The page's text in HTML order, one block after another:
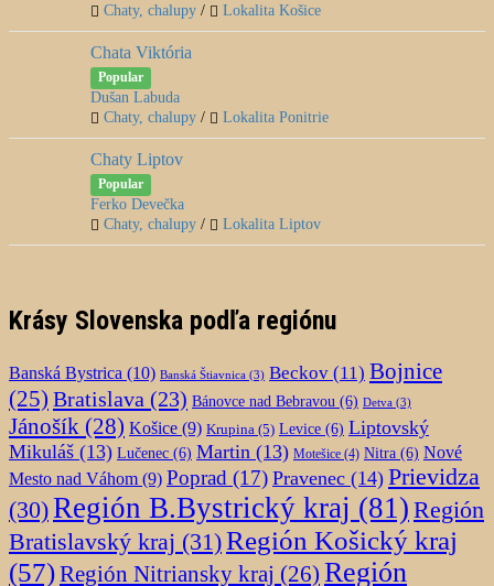
Chaty, chalupy / Lokalita Košice
Chata Viktória
Popular
Dušan Labuda
Chaty, chalupy / Lokalita Ponitrie
Chaty Liptov
Popular
Ferko Devečka
Chaty, chalupy / Lokalita Liptov
Krásy Slovenska podľa regiónu
Banská Bystrica (10) Banská Štiavnica (3) Beckov (11) Bojnice
(25) Bratislava (23) Bánovce nad Bebravou (6) Detva (3)
Jánošík (28) Košice (9) Krupina (5) Levice (6) Liptovský
Mikuláš (13) Lučenec (6) Martin (13) Motešice (4) Nitra (6) Nové
Mesto nad Váhom (9) Poprad (17) Pravenec (14) Prievidza
(30)Región B.Bystrický kraj (81) Región
Bratislavský kraj (31)Región Košický kraj
(57)Región Nitriansky kraj (26) Región